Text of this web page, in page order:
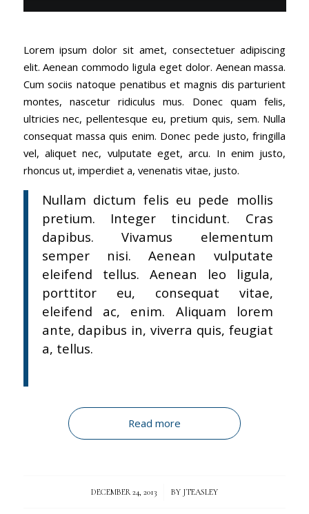
Lorem ipsum dolor sit amet, consectetuer adipiscing
elit. Aenean commodo ligula eget dolor. Aenean massa.
Cum sociis natoque penatibus et magnis dis parturient
montes, nascetur ridiculus mus. Donec quam felis,
ultricies nec, pellentesque eu, pretium quis, sem. Nulla
consequat massa quis enim. Donec pede justo, fringilla
vel, aliquet nec, vulputate eget, arcu. In enim justo,
rhoncus ut, imperdiet a, venenatis vitae, justo.
Nullam dictum felis eu pede mollis
pretium. Integer tincidunt. Cras
dapibus. Vivamus elementum
semper nisi. Aenean vulputate
eleifend tellus. Aenean leo ligula,
porttitor eu, consequat vitae,
eleifend ac, enim. Aliquam lorem
ante, dapibus in, viverra quis, feugiat
a, tellus.
Read more
DECEMBER 24, 2013
/ BY JTEASLEY